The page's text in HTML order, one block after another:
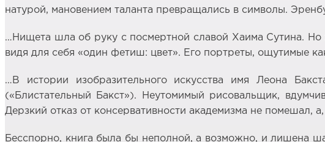
натурой, мановением таланта превращались в символы.
…Нищета шла об руку с посмертной славой Хаима Сутина.
видя для себя «один фетиш: цвет». Его портреты, ощутимые
…В истории изобразительного искусства имя Леона
(«Блистательный Бакст»). Неутомимый рисовальщик,
Дерзкий отказ от консервативности академизма не помешал,
Бесспорно, книга была бы неполной, а возможно, и лишена